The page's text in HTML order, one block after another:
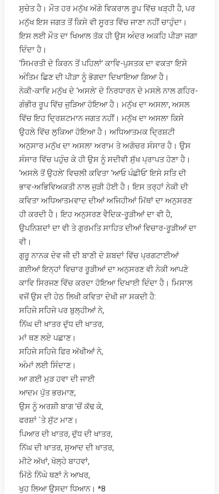
ਸੁਚੇਤ ਹੈ। ਮੌਤ ਹਰ ਮਨੁੱਖ ਅੱਗੇ ਵਿਕਰਾਲ ਰੂਪ ਵਿੱਚ ਖੜ੍ਹੀ ਹੈ, ਪਰ
ਮਨੁੱਖ ਇਸ ਜਗਤ ਤੋਂ ਕਿਸੇ ਵੀ ਸੂਰਤ ਵਿੱਚ ਜਾਣਾ ਨਹੀਂ ਚਾਹੁੰਦਾ।
ਇਸ ਲਈ ਮੌਤ ਦਾ ਖਿਆਲ ਤੱਕ ਹੀ ਉਸ ਅੰਦਰ ਅਕਹਿ ਪੀੜਾ ਜਗਾ
ਦਿੰਦਾ ਹੈ।
‘ਸਿਮਰਤੀ ਦੇ ਕਿਰਨ ਤੋਂ ਪਹਿਲਾਂ’ ਕਾਵਿ-ਪੁਸਤਕ ਦਾ ਵਕਤਾ ਇਸੇ
ਅੰਤਿਮ ਛਿਣ ਦੀ ਪੀੜਾ ਨੂੰ ਭੋਗਦਾ ਦਿਖਾਇਆ ਗਿਆ ਹੈ।
ਨੇਕੀ-ਕਾਵਿ ਮਨੁੱਖ ਦੇ ‘ਅਸਲੇ’ ਦੇ ਨਿਰਧਾਰਨ ਦੇ ਮਸਲੇ ਨਾਲ ਗਹਿਰ-
ਗੰਭੀਰ ਰੂਪ ਵਿੱਚ ਜੁੜਿਆ ਹੋਇਆ ਹੈ। ਮਨੁੱਖ ਦਾ ਅਸਲਾ, ਅਸਲ
ਵਿੱਚ ਇਹ ਦ੍ਰਿਸ਼ਟਮਾਨ ਜਗਤ ਨਹੀਂ। ਮਨੁੱਖ ਦਾ ਅਸਲਾ ਕਿਸੇ
ਉਹਲੇ ਵਿੱਚ ਲੁਕਿਆ ਹੋਇਆ ਹੈ। ਅਧਿਆਤਮਕ ਦ੍ਰਿਸ਼ਟੀ
ਅਨੁਸਾਰ ਮਨੁੱਖ ਦਾ ਅਸਲਾ ਅਰਾਮ ਤੇ ਅਗੋਚਰ ਸੰਸਾਰ ਹੈ। ਉਸ
ਸੰਸਾਰ ਵਿੱਚ ਪਹੁੰਚ ਕੇ ਹੀ ਉਸ ਨੂੰ ਸਦੀਵੀ ਸੁੱਖ ਪ੍ਰਾਪਤ ਹੋਣਾ ਹੈ।
‘ਅਸਲੇ ਤੋਂ ਉਹਲੇ’ ਵਿਚਲੀ ਕਵਿਤਾ ‘ਆਓ ਪੰਛੀਓ’ ਇਸੇ ਸਤਿ ਦੀ
ਭਾਵ-ਅਭਿਵਿਅਕਤੀ ਨਾਲ ਜੁੜੀ ਹੋਈ ਹੈ। ਇਸ ਤਰ੍ਹਾਂ ਨੇਕੀ ਦੀ
ਕਵਿਤਾ ਅਧਿਆਤਮਵਾਦ ਦੀਆਂ ਅਜਿਹੀਆਂ ਮਿੱਥਾਂ ਦਾ ਅਨੁਸਰਣ
ਹੀ ਕਰਦੀ ਹੈ। ਇਹ ਅਨੁਸਰਣ ਵੈਦਿਕ-ਰੂੜੀਆਂ ਦਾ ਵੀ ਹੈ,
ਉਪਨਿਸ਼ਦਾਂ ਦਾ ਵੀ ਤੇ ਗੁਰਮਤਿ ਸਾਹਿਤ ਦੀਆਂ ਵਿਚਾਰ-ਰੂੜੀਆਂ ਦਾ
ਵੀ।
ਗੁਰੂ ਨਾਨਕ ਦੇਵ ਜੀ ਦੀ ਬਾਣੀ ਦੇ ਸ਼ਬਦਾਂ ਵਿੱਚ ਪ੍ਰਗਟਾਈਆਂ
ਗਈਆਂ ਇਨ੍ਹਾਂ ਵਿਚਾਰ ਰੂੜੀਆਂ ਦਾ ਅਨੁਸਰਣ ਵੀ ਨੇਕੀ ਆਪਣੇ
ਕਾਵਿ ਸਿਰਜਣ ਵਿੱਚ ਕਰਦਾ ਹੋਇਆ ਦਿਖਾਈ ਦਿੰਦਾ ਹੈ। ਮਿਸਾਲ
ਵਜੋਂ ਉਸ ਦੀ ਹੇਠ ਲਿਖੀ ਕਵਿਤਾ ਦੇਖੀ ਜਾ ਸਕਦੀ ਹੈ:
ਸਹਿਜੇ ਸਹਿਜੇ ਪਰ ਬੁਲ੍ਹੀਆਂ ਨੇ,
ਨਿੱਘ ਦੀ ਖਾਤਰ ਦੁੱਧ ਦੀ ਖਾਤਰ,
ਮਾਂ ਥਣ ਲਏ ਪਛਾਣ।
ਸਹਿਜੇ ਸਹਿਜੇ ਫਿਰ ਅੱਖੀਆਂ ਨੇ,
ਅੰਮਾਂ ਲਈ ਸਿੰਦਾਣ।
ਆ ਗਈ ਮੁੜ ਹਵਾ ਦੀ ਜਾਈ
ਆਦਮ ਪੁੱਤ ਭਰਮਾਣ,
ਉਸ ਨੂੰ ਅਰਸ਼ੀ ਬਾਗ ’ਚੋਂ ਕੱਢ ਕੇ,
ਫਰਸ਼ਾਂ `ਤੇ ਸੁੱਟ ਮਾਣ।
ਪਿਆਰ ਦੀ ਖਾਤਰ, ਦੁੱਧ ਦੀ ਖਾਤਰ,
ਨਿੱਘ ਦੀ ਖਾਤਰ, ਸੁਆਦ ਦੀ ਖਾਤਰ,
ਮੀਟੇ ਅੱਖਾਂ, ਖੋਲ੍ਹੇ ਬਾਹਵਾਂ,
ਮਿੱਠੇ ਨਿੱਘੇ ਥਣਾਂ ਨੇ ਆਖਰ,
ਖੁਹ ਲਿਆ ਉਸਦਾ ਧਿਆਨ। *8